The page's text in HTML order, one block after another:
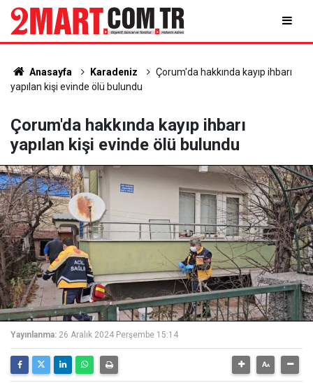
Anasayfa Karadeniz
Çorum'da hakkında kayıp ihbarı
yapılan kişi evinde ölü bulundu
Çorum'da hakkında kayıp ihbarı
yapılan kişi evinde ölü bulundu
Yayınlanma: 26 Aralık 2024 Perşembe 15:14